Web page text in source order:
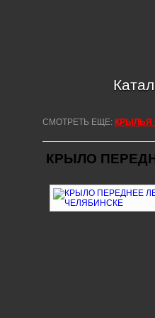
СМОТРЕТЬ ЕЩЕ: КРЫЛЬЯ
КРЫЛО